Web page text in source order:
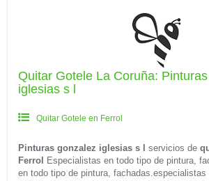
Quitar Gotele La Coruña:
iglesias s l
Quitar Gotele en Ferrol
Pinturas gonzalez iglesias s l servicios de
Ferrol
Especialistas en todo tipo de pintura,
en todo tipo de pintura, fachadas.especialistas